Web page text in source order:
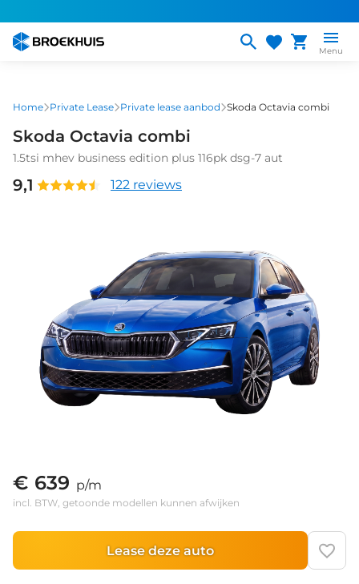
naar
gaan
Menu
Home Private Lease Private lease aanbod Skoda Octavia combi
Skoda Octavia combi
1.5tsi mhev business edition plus 116pk dsg-7 aut
9,1 122 reviews
€ 639 p/m
incl. BTW, getoonde modellen kunnen afwijken
Lease deze auto